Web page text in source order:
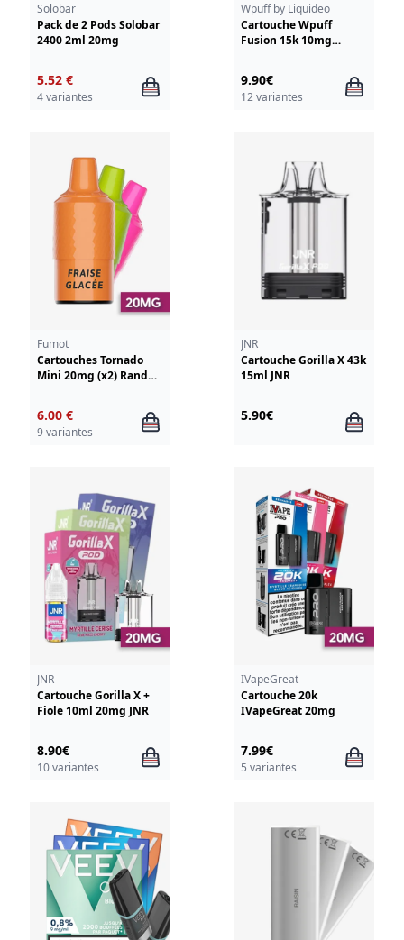
Solobar
Pack de 2 Pods Solobar
2400 2ml 20mg
5.52 €
4 variantes
Wpuff by Liquideo
Cartouche Wpuff
Fusion 15k 10mg
9.90€
12 variantes
Fumot
Cartouches Tornado
Mini 20mg (x2) RandM
6.00 €
9 variantes
JNR
Cartouche Gorilla X 43k
15ml JNR
5.90€
JNR
Cartouche Gorilla X +
Fiole 10ml 20mg JNR
8.90€
10 variantes
IVapeGreat
Cartouche 20k
IVapeGreat 20mg
7.99€
5 variantes